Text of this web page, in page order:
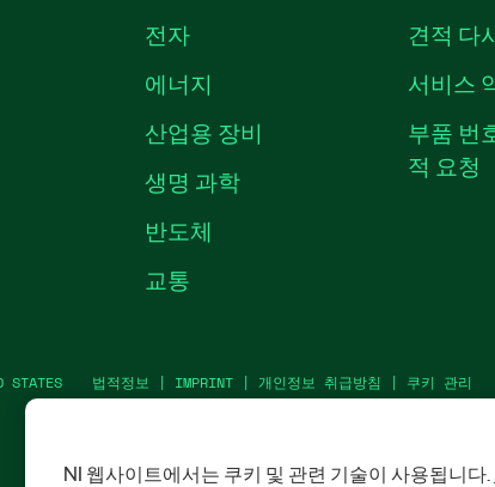
전자
에너지
산업용 장비
생명 과학
반도체
교통
견적 다
서비스
부품 번
적 요청
STATES 법적정보 | IMPRINT | 개인정보 취급방침 | 쿠키 관리
NI 웹사이트에서는 쿠키 및 관련 기술이 사용됩니다.